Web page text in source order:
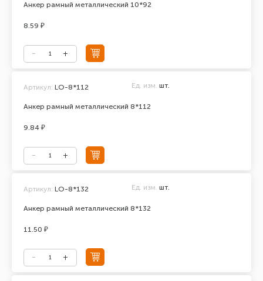
Анкер рамный металлический 10*92
8.59 ₽
Анкер рамный металлический 8*112
Артикул: LO-8*112 Ед. изм. шт.
9.84 ₽
Анкер рамный металлический 8*132
Артикул: LO-8*132 Ед. изм. шт.
11.50 ₽